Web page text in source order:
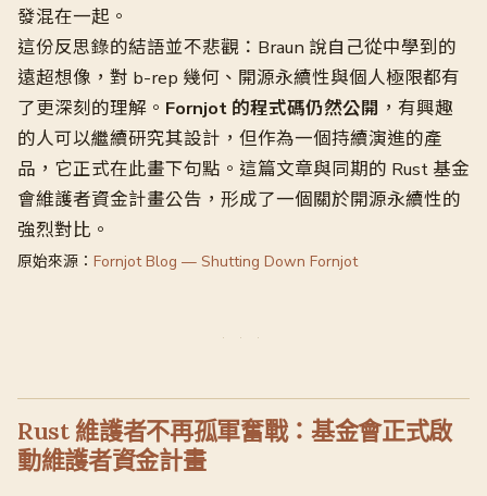
發混在一起。
這份反思錄的結語並不悲觀：Braun 說自己從中學到的
遠超想像，對 b-rep 幾何、開源永續性與個人極限都有
了更深刻的理解。 Fornjot 的程式碼仍然公開 ，有興趣
的人可以繼續研究其設計，但作為一個持續演進的產
品，它正式在此畫下句點。這篇文章與同期的 Rust 基金
會維護者資金計畫公告，形成了一個關於開源永續性的
強烈對比。
原始來源： Fornjot Blog — Shutting Down Fornjot
Rust 維護者不再孤軍奮戰：基金會正式啟
動維護者資金計畫